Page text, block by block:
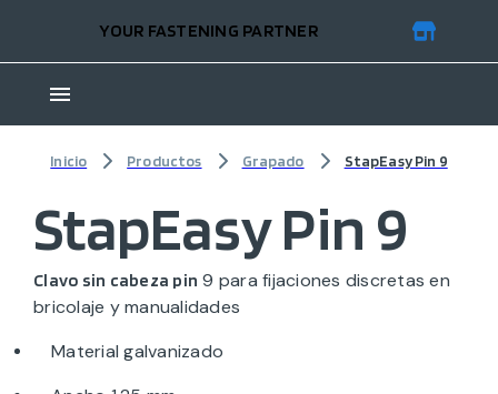
YOUR FASTENING PARTNER
Inicio Productos Grapado StapEasy Pin 9
StapEasy Pin 9
Clavo sin cabeza pin 9 para fijaciones discretas en
bricolaje y manualidades
Material galvanizado